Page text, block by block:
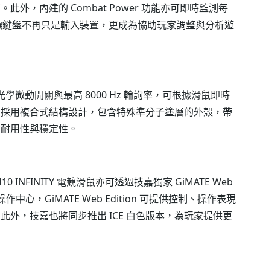
此外，內建的 Combat Power 功能亦可即時監測每
盤不再只是輸入裝置，更成為協助玩家調整與分析遊
微動開關與最高 8000 Hz 輪詢率，可根據滑鼠即時
用複合式結構設計，包含特殊準分子塗層的外殼，帶
用性與穩定性。
INFINITY 電競滑鼠亦可透過技嘉獨家 GiMATE Web
中心，GiMATE Web Edition 可提供控制、操作表現
外，技嘉也將同步推出 ICE 白色版本，為玩家提供更